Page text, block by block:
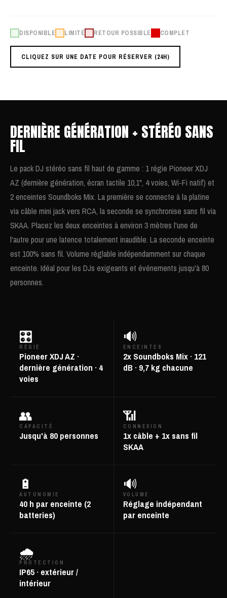
DISPONIBLE LIMITÉ RETOUR POSSIBLE COMPLET
CLIQUEZ SUR UNE DATE POUR RÉSERVER (24H)
DERNIÈRE GÉNÉRATION + STÉRÉO SANS
FIL
Le pack DJ stéréo sans fil haut de gamme : 1 régie Pioneer XDJ
AZ (dernière génération, écran tactile 10,1", 4 voies, Wi-Fi natif) et
2 enceintes Soundboks Mix. La première se connecte à la platine
via câble mini jack vers RCA, la seconde se synchronise sans fil via
SKAA. Placez les deux enceintes à environ 3 mètres l'une de
l'autre pour une latence totalement inaudible. La seconde enceinte
est 100% sans fil. Volume réglable indépendamment sur chaque
enceinte. Idéal pour les DJs exigeants et événements jusqu'à 80
personnes.
🎛️
RÉGIE
Pioneer XDJ AZ ·
dernière génération · 4
voies
🔊
ENCEINTES
2x Soundboks Mix · 121
dB · 9,7 kg chacune
👥
CAPACITÉ
Jusqu'à 80 personnes
📶
CONNEXION
1x câble + 1x sans fil
SKAA
🔋
AUTONOMIE
40 h par enceinte (2
batteries)
🔊
VOLUME
Réglage indépendant
par enceinte
🌧️
PROTECTION
IP65 · extérieur /
intérieur